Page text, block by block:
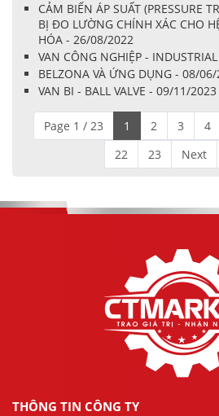
CẢM BIẾN ÁP SUẤT (PRESSURE
BỊ ĐO LƯỜNG CHÍNH XÁC CHO
HÓA - 26/08/2022
VAN CÔNG NGHIỆP -
BELZONA VÀ ỨNG DỤNG - 08/
VAN BI - BALL VALVE - 09/11/2023
Page 1 / 23 1 2 3 4
22
23 Next
THÔNG TIN CÔNG TY